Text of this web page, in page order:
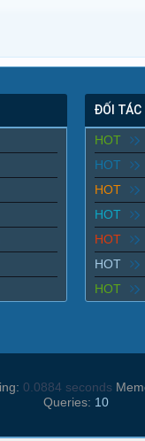
ĐỐI TÁC
HOT
HOT
HOT
HOT
HOT
HOT
HOT
0.0884 seconds
Queries: 10